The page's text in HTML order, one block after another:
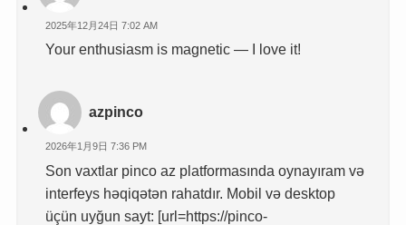
2025年12月24日 7:02 AM
Your enthusiasm is magnetic — I love it!
azpinco
2026年1月9日 7:36 PM
Son vaxtlar pinco az platformasında oynayıram və
interfeys həqiqətən rahatdır. Mobil və desktop
üçün uyğun sayt: [url=https://pinco-